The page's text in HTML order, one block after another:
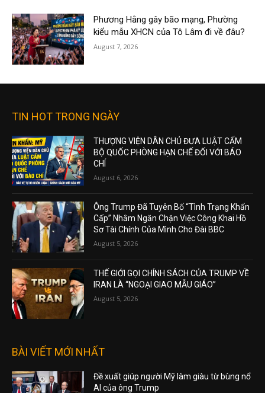
Phương Hằng gây bão mạng, Phường
kiểu mẫu XHCN của Tô Lâm đi về đâu?
August 7, 2026
TIN HOT TRONG NGÀY
THƯỢNG VIỆN DÂN CHỦ ĐƯA LUẬT CẤM
BỘ QUỐC PHÒNG HẠN CHẾ ĐỐI VỚI BÁO
CHÍ
August 6, 2026
Ông Trump Đã Tuyên Bố “Tình Trạng Khẩn
Cấp” Nhằm Ngăn Chặn Việc Công Khai Hồ
Sơ Tài Chính Của Mình Cho Đài BBC
August 5, 2026
THẾ GIỚI GỌI CHÍNH SÁCH CỦA TRUMP VỀ
IRAN LÀ “NGOẠI GIAO MẪU GIÁO”
August 5, 2026
BÀI VIẾT MỚI NHẤT
Đề xuất giúp người Mỹ làm giàu từ bùng nổ
AI của ông Trump